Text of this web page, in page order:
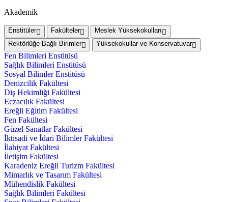
Akademik
Enstitüler Fakülteler
Meslek Yüksekokulları
Rektörlüğe Bağlı Birimler
Yüksekokullar ve Konservatuvar
Fen Bilimleri Enstitüsü
Sağlık Bilimleri Enstitüsü
Sosyal Bilimler Enstitüsü
Denizcilik Fakültesi
Diş Hekimliği Fakültesi
Eczacılık Fakültesi
Ereğli Eğitim Fakültesi
Fen Fakültesi
Güzel Sanatlar Fakültesi
İktisadi ve İdari Bilimler Fakültesi
İlahiyat Fakültesi
İletişim Fakültesi
Karadeniz Ereğli Turizm Fakültesi
Mimarlık ve Tasarım Fakültesi
Mühendislik Fakültesi
Sağlık Bilimleri Fakültesi